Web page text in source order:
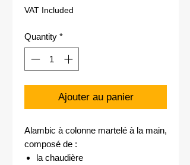
VAT Included
Quantity *
Ajouter au panier
Alambic à colonne martelé à la main,
composé de :
la chaudière